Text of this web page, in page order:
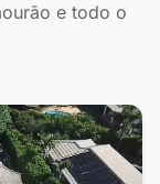
e todo o